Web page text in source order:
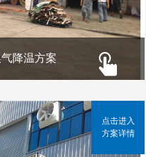
降温方案
点击进入
方案详情